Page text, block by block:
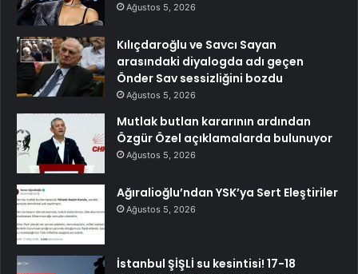
Ağustos 5, 2026
Kılıçdaroğlu ve Savcı Sayan
arasındaki diyalogda adı geçen
Önder Sav sessizliğini bozdu
Ağustos 5, 2026
Mutlak butlan kararının ardından
Özgür Özel açıklamalarda bulunuyor
Ağustos 5, 2026
Ağıralioğlu’ndan YSK’ya Sert Eleştiriler
Ağustos 5, 2026
İstanbul ŞİŞLİ su kesintisi! 17-18